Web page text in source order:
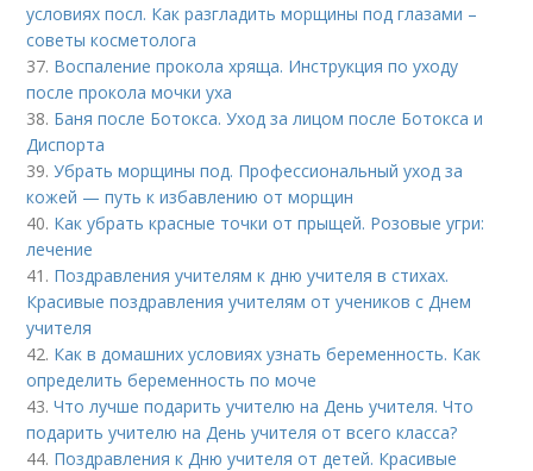
условиях посл. Как разгладить морщины под глазами –
советы косметолога
37. Воспаление прокола хряща. Инструкция по уходу
после прокола мочки уха
38. Баня после Ботокса. Уход за лицом после Ботокса и
Диспорта
39.Убрать морщины под. Профессиональный уход за
кожей — путь к избавлению от морщин
40. Как убрать красные точки от прыщей. Розовые угри:
лечение
41. Поздравления учителям к дню учителя в стихах.
Красивые поздравления учителям от учеников с Днем
учителя
42. Как в домашних условиях узнать беременность. Как
определить беременность по моче
43.Что лучше подарить учителю на День учителя. Что
подарить учителю на День учителя от всего класса?
44. Поздравления к Дню учителя от детей. Красивые